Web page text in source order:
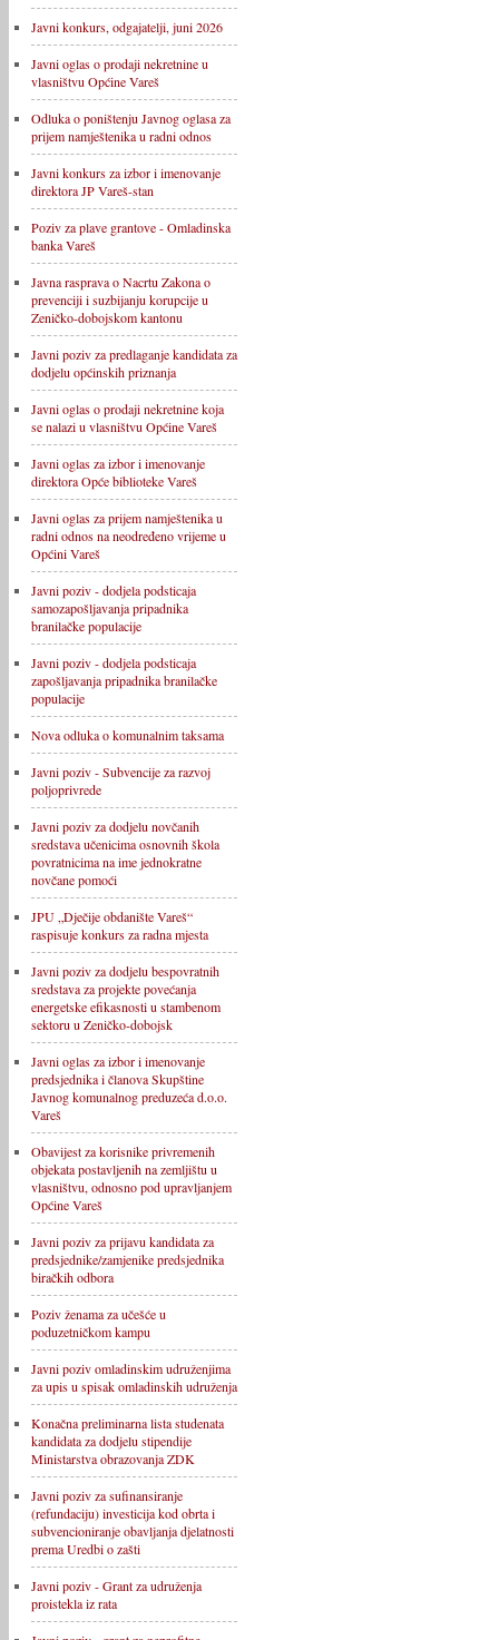
Javni konkurs, odgajatelji, juni 2026
Javni oglas o prodaji nekretnine u
vlasništvu Općine Vareš
Odluka o poništenju Javnog oglasa za
prijem namještenika u radni odnos
Javni konkurs za izbor i imenovanje
direktora JP Vareš-stan
Poziv za plave grantove - Omladinska
banka Vareš
Javna rasprava o Nacrtu Zakona o
prevenciji i suzbijanju korupcije u
Zeničko-dobojskom kantonu
Javni poziv za predlaganje kandidata za
dodjelu općinskih priznanja
Javni oglas o prodaji nekretnine koja
se nalazi u vlasništvu Općine Vareš
Javni oglas za izbor i imenovanje
direktora Opće biblioteke Vareš
Javni oglas za prijem namještenika u
radni odnos na neodređeno vrijeme u
Općini Vareš
Javni poziv - dodjela podsticaja
samozapošljavanja pripadnika
branilačke populacije
Javni poziv - dodjela podsticaja
zapošljavanja pripadnika branilačke
populacije
Nova odluka o komunalnim taksama
Javni poziv - Subvencije za razvoj
poljoprivrede
Javni poziv za dodjelu novčanih
sredstava učenicima osnovnih škola
povratnicima na ime jednokratne
novčane pomoći
JPU „Dječije obdanište Vareš“
raspisuje konkurs za radna mjesta
Javni poziv za dodjelu bespovratnih
sredstava za projekte povećanja
energetske efikasnosti u stambenom
sektoru u Zeničko-dobojsk
Javni oglas za izbor i imenovanje
predsjednika i članova Skupštine
Javnog komunalnog preduzeća d.o.o.
Vareš
Obavijest za korisnike privremenih
objekata postavljenih na zemljištu u
vlasništvu, odnosno pod upravljanjem
Općine Vareš
Javni poziv za prijavu kandidata za
predsjednike/zamjenike predsjednika
biračkih odbora
Poziv ženama za učešće u
poduzetničkom kampu
Javni poziv omladinskim udruženjima
za upis u spisak omladinskih udruženja
Konačna preliminarna lista studenata
kandidata za dodjelu stipendije
Ministarstva obrazovanja ZDK
Javni poziv za sufinansiranje
(refundaciju) investicija kod obrta i
subvencioniranje obavljanja djelatnosti
prema Uredbi o zašti
Javni poziv - Grant za udruženja
proistekla iz rata